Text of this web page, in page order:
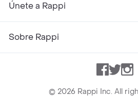
Únete a Rappi
Sobre Rappi
Facebook
Twitter
© 2026 Rappi Inc. All